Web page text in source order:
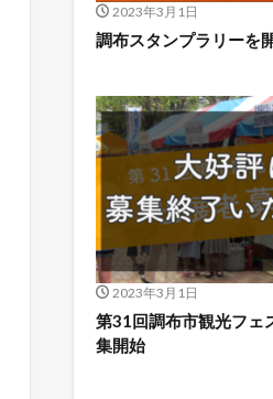
2023年3月1日
調布スタンプラリーを
2023年3月1日
第31回調布市観光フェ
集開始